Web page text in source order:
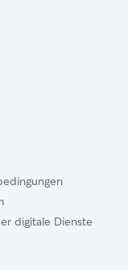
digitale Dienste